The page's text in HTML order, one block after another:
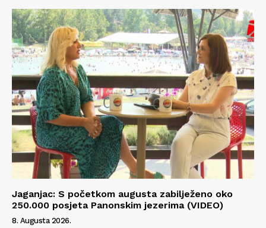
Jaganjac: S početkom augusta zabilježeno oko
250.000 posjeta Panonskim jezerima (VIDEO)
8. Augusta 2026.